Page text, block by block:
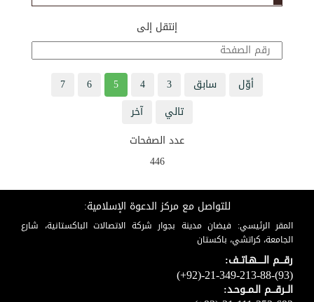
إنتقل إلى
أوّل سابق 3
4
5
6
7
تالي
آخر
عدد الصفحات
446
للتواصل مع مركز الدعوة الإسلامية:
المقر الرئيسي: فيضان مدينة بجوار شركة الاتصالات الباكستانية، شارع
الجامعة، كراتشي، باكستان
رقـــم الـــــهـاتــف:
(+92)-21-349-213-88-(93)
الــرقـــم الـمــوحـد: